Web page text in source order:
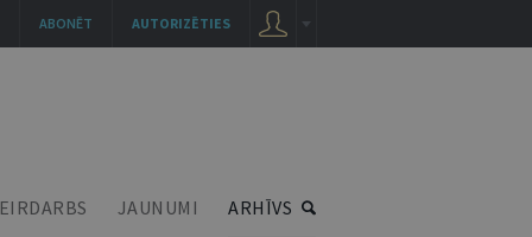
JAUNUMI ARHĪVS
AUTORIZĒTIES
ABONĒT